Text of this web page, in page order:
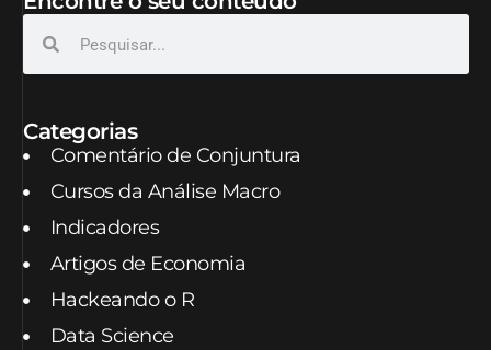
Categorias
Comentário de Conjuntura
Cursos da Análise Macro
Indicadores
Artigos de Economia
Hackeando o R
Data Science